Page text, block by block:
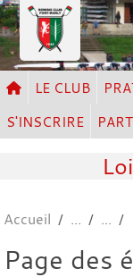
LE CLUB
S'INSCRIRE
Accueil
Page des
Panneau de gestion